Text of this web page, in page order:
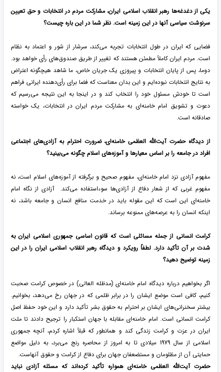
یکی از دغدغه‌ها رهبر انقلاب اسلامی ایران، مشارکت مردم در انتخابات و حق تعیین
سرنوشت سیاسی آنها در این زمینه است. نظر شما در این باره چیست؟
فضایی که ایران در طول انتخابات تجربه می‌کند، سرشار از شور و اعتماد به نظام
است. مردم ایران کاملاً مطمئن هستند که تغییر از طریق صندوق‌های رأی خواهد بود.
دوما، پس از پایان انتخابات و پیروزی یک جریان خاص، ما شاهد هیچگونه اعتراض
به نتایج انتخابات نبوده‌ایم و این بدان معناست که فضا برای رأی‌دهنده ایرانی فراهم
است تا خودش مسئول خود را انتخاب کند و در اینجا به این نتیجه می‌رسیم که
دعوت و تشویق امام خامنه‌ای به مشارکت مردم ایران در انتخابات، یک خواسته
صادقانه است.
از دیدگاه حضرت آیت‌الله العظمی خامنه‌ای، ضرورت احترام به آزادی‌های اجتماعی
افراد در جامعه را بر اساس معیارها و آموزه‌های اسلام چگونه می‌بینید؟
مفهوم آزادی نزد امام خامنه‌ای، مفهوم صحیح و برگرفته از آموزه‌های اسلام است، نه
مفهوم غربی که از شعار دفاع از آزادی‌ها سوءاستفاده می‌کند. آزادی از نگاه امام
خامنه‌ای این است که این مقوله باید در خدمت منافع انسان و جامعه‌ باشد، نه
اینکه انسان را به عرصه‌های ممنوعه برساند.
کرامت انسانی از جمله مسائلی است که قانون اساسی جمهوری اسلامی ایران به
شدت بر آن تأکید دارد. لطفاً رویکرد و دیدگاه رهبر انقلاب اسلامی ایران را در این
زمینه توضیح دهید؟
اگر بخواهیم درباره دیدگاه امام خامنه‌ای (مدظله العالی) در خصوص کرامت صحبت
کنیم، کافی است موضع ایشان را در برابر ظلمی که در جهان رخ می‌دهد، بخوانیم.
بیشتر سخنرانی‌های ایشان بر احترام به حقوق بشر تأکید دارد و این خود حفظ اصل
کرامت انسانی است. امام خامنه‌ای مقابله با جهان استکبار را ترجیح دادند تا ملت
ایران در عزت و کرامت زندگی کند و همانطور که قبلاً اشاره کردم، آنچه جمهوری
اسلامی از سال 1979 میلادی تا به امروز از محاصره رنج می‌برد، به دلیل مواضع
حمایتی آن از مظلومان و مستضعفان جهان برای دفاع از کرامت و حقوق آنهاست.
حضرت آیت‌الله العظمی خامنه‌ای همواره تأکید کرده‌اند که مسئله آزادی نباید